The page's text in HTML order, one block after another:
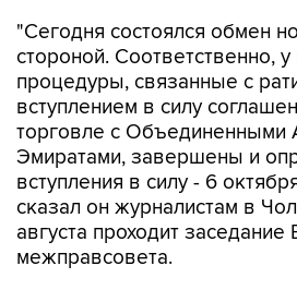
"Сегодня состоялся обмен
стороной. Соответственно, у
процедуры, связанные с
вступлением в силу
торговле с Объединенными
Эмиратами, завершены и
вступления в силу - 6
сказал он журналистам в
августа проходит заседание
межправсовета.